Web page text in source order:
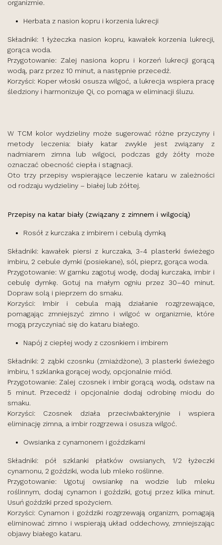
organizmie.
Herbata z nasion kopru i korzenia lukrecji
Składniki: 1 łyżeczka nasion kopru, kawałek korzenia lukrecji,
gorąca woda.
Przygotowanie: Zalej nasiona kopru i korzeń lukrecji gorącą
wodą, parz przez 10 minut, a następnie przecedź.
Korzyści: Koper włoski osusza wilgoć, a lukrecja wspiera pracę
śledziony i harmonizuje Qi, co pomaga w eliminacji śluzu.
W TCM kolor wydzieliny może sugerować różne przyczyny i
metody leczenia: biały katar zwykle jest związany z
nadmiarem zimna lub wilgoci, podczas gdy żółty może
oznaczać obecność ciepła i stagnacji.
Oto trzy przepisy wspierające leczenie kataru w zależności
od rodzaju wydzieliny – białej lub żółtej.
Przepisy na katar biały (związany z zimnem i wilgocią)
Rosół z kurczaka z imbirem i cebulą dymką
Składniki: kawałek piersi z kurczaka, 3-4 plasterki świeżego
imbiru, 2 cebule dymki (posiekane), sól, pieprz, gorąca woda.
Przygotowanie: W garnku zagotuj wodę, dodaj kurczaka, imbir i
cebulę dymkę. Gotuj na małym ogniu przez 30–40 minut.
Dopraw solą i pieprzem do smaku.
Korzyści: Imbir i cebula mają działanie rozgrzewające,
pomagając zmniejszyć zimno i wilgoć w organizmie, które
mogą przyczyniać się do kataru białego.
Napój z ciepłej wody z czosnkiem i imbirem
Składniki: 2 ząbki czosnku (zmiażdżone), 3 plasterki świeżego
imbiru, 1 szklanka gorącej wody, opcjonalnie miód.
Przygotowanie: Zalej czosnek i imbir gorącą wodą, odstaw na
5 minut. Przecedź i opcjonalnie dodaj odrobinę miodu do
smaku.
Korzyści: Czosnek działa przeciwbakteryjnie i wspiera
eliminację zimna, a imbir rozgrzewa i osusza wilgoć.
Owsianka z cynamonem i goździkami
Składniki: pół szklanki płatków owsianych, 1/2 łyżeczki
cynamonu, 2 goździki, woda lub mleko roślinne.
Przygotowanie: Ugotuj owsiankę na wodzie lub mleku
roślinnym, dodaj cynamon i goździki, gotuj przez kilka minut.
Usuń goździki przed spożyciem.
Korzyści: Cynamon i goździki rozgrzewają organizm, pomagają
eliminować zimno i wspierają układ oddechowy, zmniejszając
objawy białego kataru.